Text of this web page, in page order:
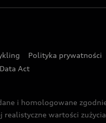
Polityka prywatności
Act
i homologowane
wartości